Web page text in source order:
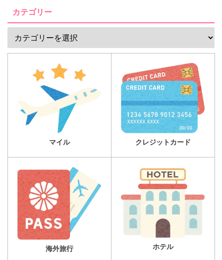
カテゴリー
マイル クレジットカード
海外旅行 ホテル